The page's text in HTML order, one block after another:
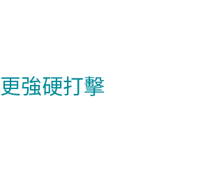
強硬打擊